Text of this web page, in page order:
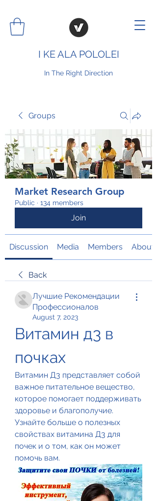
I KE ALA POLOLEI
In The Right Direction
Groups
Market Research Group
Public · 134 members
Join
Discussion Media Members About
Back
Лучшие Рекомендации
Профессионалов
August 7, 2023
Витамин д3 в
почках
Витамин Д3 представляет собой
важное питательное вещество,
которое помогает поддерживать
здоровье и благополучие.
Узнайте больше о полезных
свойствах витамина Д3 для
почек и о том, как он может
помочь вам.